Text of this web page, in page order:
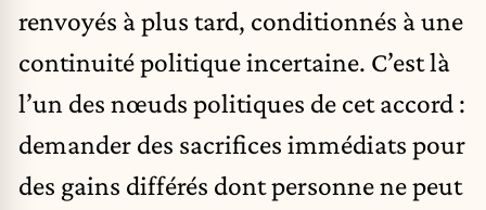
renvoyés à plus tard, conditionnés à une
continuité politique incertaine. C’est là
l’un des nœuds politiques de cet accord :
demander des sacrifices immédiats pour
des gains différés dont personne ne peut